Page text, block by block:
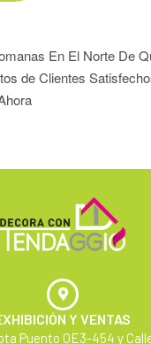
En El Norte De
de Clientes
Y VENTAS
Puento OE3-454 y